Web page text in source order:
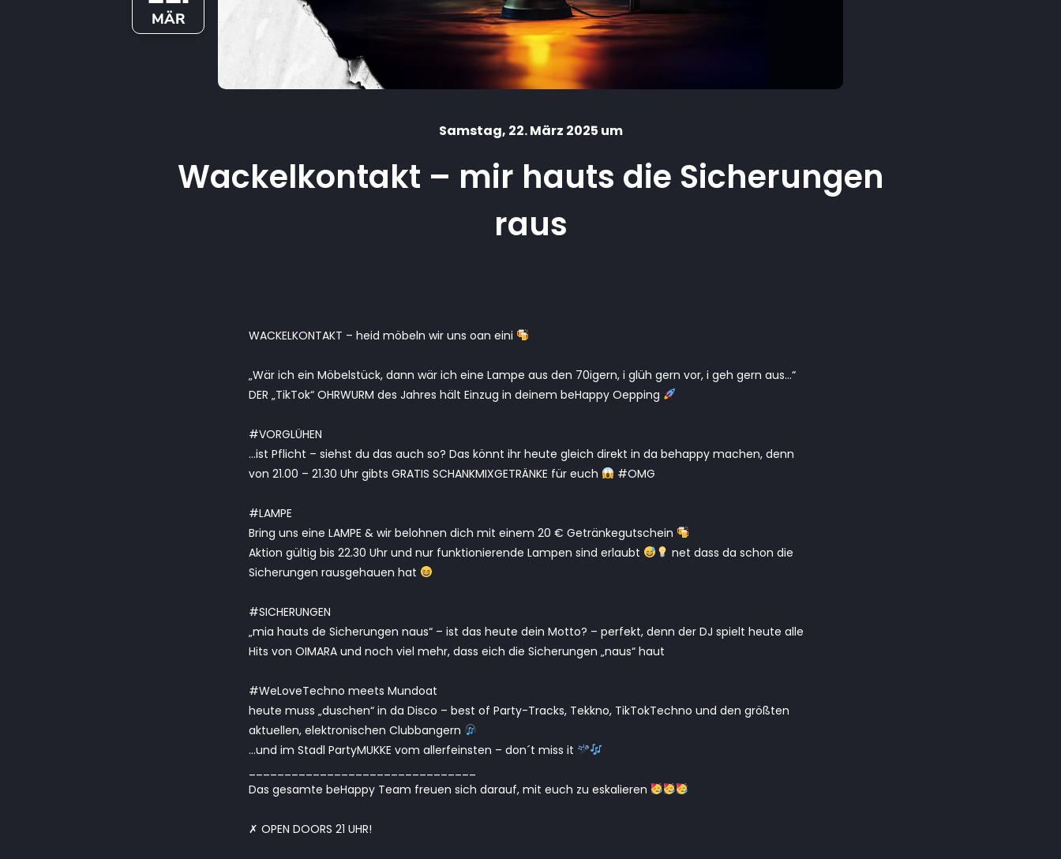
MÄR
Samstag, 22. März 2025 um
Wackelkontakt – mir hauts die Sicherungen
raus
WACKELKONTAKT – heid möbeln wir uns oan eini
„Wär ich ein Möbelstück, dann wär ich eine Lampe aus den 70igern, i glüh gern vor, i geh gern aus…“
DER „TikTok“ OHRWURM des Jahres hält Einzug in deinem beHappy Oepping
#VORGLÜHEN
…ist Pflicht – siehst du das auch so? Das könnt ihr heute gleich direkt in da behappy machen, denn
von 21.00 – 21.30 Uhr gibts GRATIS SCHANKMIXGETRÄNKE für euch
#OMG
#LAMPE
Bring uns eine LAMPE & wir belohnen dich mit einem 20 € Getränkegutschein
Aktion gültig bis 22.30 Uhr und nur funktionierende Lampen sind erlaubt
net dass da schon die
Sicherungen rausgehauen hat
#SICHERUNGEN
„mia hauts de Sicherungen naus“ – ist das heute dein Motto? – perfekt, denn der DJ spielt heute alle
Hits von OIMARA und noch viel mehr, dass eich die Sicherungen „naus“ haut
#WeLoveTechno meets Mundoat
heute muss „duschen“ in da Disco – best of Party-Tracks, Tekkno, TikTokTechno und den größten
aktuellen, elektronischen Clubbangern
…und im Stadl PartyMUKKE vom allerfeinsten – don´t miss it
Das gesamte beHappy Team freuen sich darauf, mit euch zu eskalieren
✗ OPEN DOORS 21 UHR!